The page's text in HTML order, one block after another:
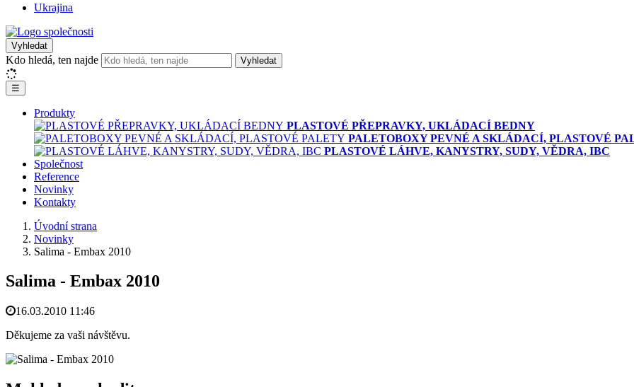
Ukrajina
Vyhledat
Kdo hledá, ten najde Vyhledat
☰
Produkty
PLASTOVÉ PŘEPRAVKY, UKLÁDACÍ BEDNY
PALETOBOXY PEVNÉ A SKLÁDACÍ, PLASTOVÉ
PLASTOVÉ LÁHVE, KANYSTRY, SUDY, VĚDRA, IBC
Společnost
Reference
Novinky
Kontakty
Úvodní strana
Novinky
Salima - Embax 2010
Salima - Embax 2010
16.03.2010 11:46
Děkujeme za vaši návštěvu.